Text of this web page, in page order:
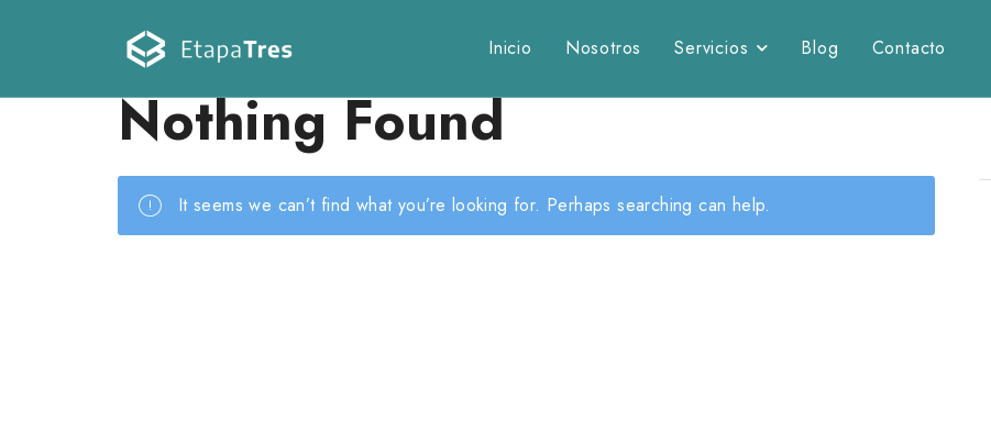
Inicio Nosotros Servicios Blog Contacto
Nothing Found
It seems we can’t find what you’re looking for. Perhaps searching can help.